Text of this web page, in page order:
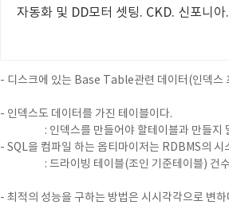
자동화 및 DD모터 셋팅. CKD. 신포니아
- 디스크에 있는 Base Table관련 데이터(인덱스
- 인덱스도 데이터를 가진 테이블이다.
: 인덱스를 만들어야 할테이블과 만들지
- SQL을 컴파일 하는 옵티마이저는 RDBMS의
: 드라이빙 테이블(조인 기준테이블) 건
- 최적의 성능을 구하는 방법은 시시각각으로 변